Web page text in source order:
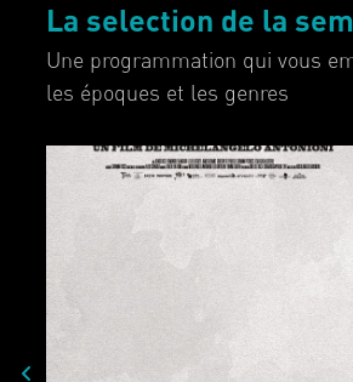
La selection de la
Une programmation qui vous
les époques et les genres